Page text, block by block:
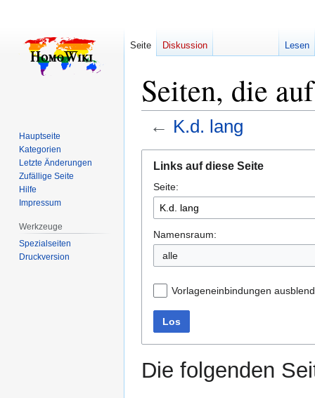
Seiten, die
← K.d. lang
Navigation
springen
Suche
springen
Links auf diese Seite
Seite:
Namensraum:
alle
Vorlageneinbindungen
Los
Die folgenden
Seite Diskussion Lesen
Hauptseite
Kategorien
Letzte Änderungen
Zufällige Seite
Hilfe
Impressum
Werkzeuge
Spezialseiten
Druckversion